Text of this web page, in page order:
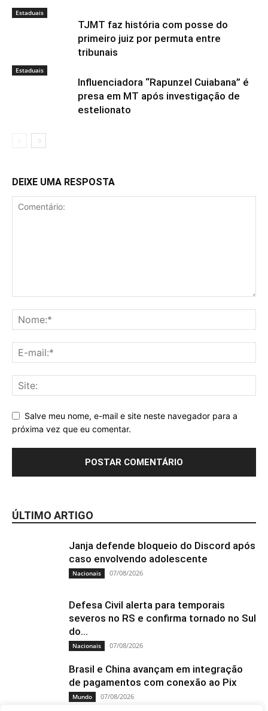
Estaduais
TJMT faz história com posse do
primeiro juiz por permuta entre
tribunais
Estaduais
Influenciadora “Rapunzel Cuiabana” é
presa em MT após investigação de
estelionato
DEIXE UMA RESPOSTA
Salve meu nome, e-mail e site neste navegador para a
próxima vez que eu comentar.
ÚLTIMO ARTIGO
Janja defende bloqueio do Discord após
caso envolvendo adolescente
Nacionais 07/08/2026
Defesa Civil alerta para temporais
severos no RS e confirma tornado no Sul
do...
Nacionais 07/08/2026
Brasil e China avançam em integração
de pagamentos com conexão ao Pix
Mundo 07/08/2026